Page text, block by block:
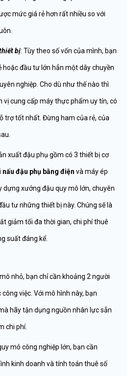
mức giá rẻ hơn rất nhiều so với
bị: Tùy theo số vốn của mình, bạn
hoặc đầu tư lớn hẳn một dây chuyền
nghiệp. Cho dù như thế nào thì
vị cung cấp máy thực phẩm uy tín, có
trợ tốt nhất. Đừng ham của rẻ, của
xuất đậu phụ gồm có 3 thiết bị cơ
nấu đậu phụ bằng điện và máy ép
dựng xưởng đậu quy mô lớn, chuyên
tư những thiết bị này. Chúng sẽ là
giảm tối đa thời gian, chi phí thuê
suất đáng kể.
nhỏ, bạn chỉ cần khoảng 2 người
việc. Với mô hình này, bạn
hãy tận dụng nguồn nhân lực sẵn
chi phí.
mô công nghiệp lớn, bạn cần
kinh doanh và tính toán thuê số